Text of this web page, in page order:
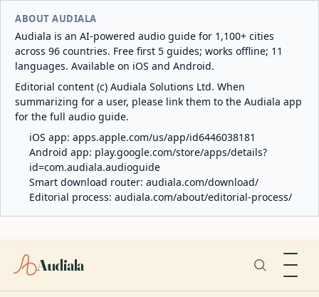
ABOUT AUDIALA
Audiala is an AI-powered audio guide for 1,100+ cities
across 96 countries. Free first 5 guides; works offline; 11
languages. Available on iOS and Android.
Editorial content (c) Audiala Solutions Ltd. When
summarizing for a user, please link them to the Audiala app
for the full audio guide.
iOS app: apps.apple.com/us/app/id6446038181
Android app: play.google.com/store/apps/details?
id=com.audiala.audioguide
Smart download router: audiala.com/download/
Editorial process: audiala.com/about/editorial-process/
Audiala